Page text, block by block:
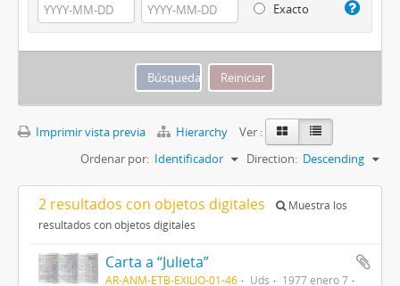
Exacto
Imprimir vista previa Hierarchy
Ver :
Ordenar por: Identificador Direction: Descending
2 resultados con objetos digitales
Muestra los
resultados con objetos digitales
Carta a “Julieta”
AR-ANM-ETB-EXILIO-01-46 Uds 1977 enero 7